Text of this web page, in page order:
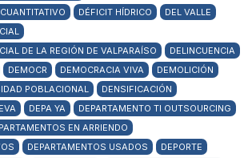
DÉFICIT HÍDRICO
DEL VALLE
DE LA REGIÓN DE VALPARAÍSO
DELINCUENCIA
DEMOCR DEMOCRACIA VIVA
DEMOLICIÓN
POBLACIONAL
DENSIFICACIÓN
DEPA YA
DEPARTAMENTO TI OUTSOURCING
EN ARRIENDO
DEPARTAMENTOS USADOS
DEPORTE